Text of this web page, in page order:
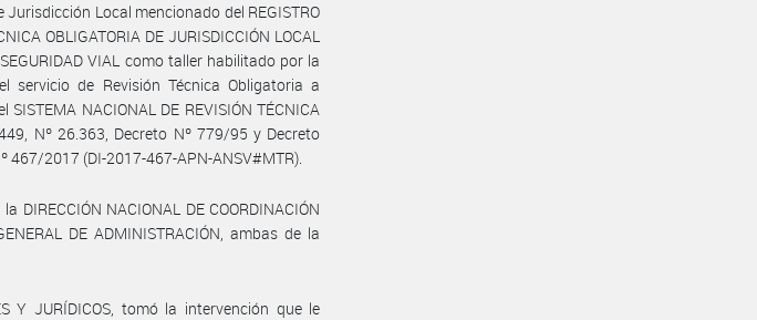
Local mencionado del REGISTRO
OBLIGATORIA DE JURISDICCIÓN LOCAL
VIAL como taller habilitado por la
servicio de Revisión Técnica Obligatoria a
NACIONAL DE REVISIÓN TÉCNICA
Nº 26.363, Decreto Nº 779/95 y Decreto
467/2017 (DI-2017-467-APN-ANSV#MTR).
NACIONAL DE COORDINACIÓN
DE ADMINISTRACIÓN, ambas de la
Y JURÍDICOS, tomó la intervención que le